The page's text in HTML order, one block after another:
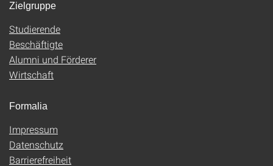
Zielgruppe
Studierende
Beschäftigte
Alumni und Förderer
Wirtschaft
Formalia
Impressum
Datenschutz
Barrierefreiheit